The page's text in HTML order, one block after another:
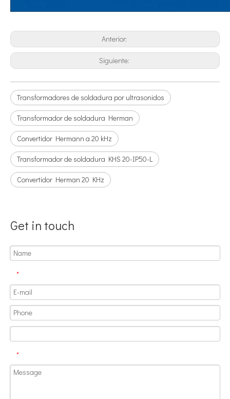
Anterior:
Siguiente:
Transformadores de soldadura por ultrasonidos
Transformador de soldadura Herman
Convertidor Hermann a 20 kHz
Transformador de soldadura KHS 20-IP50-L
Convertidor Herman 20 KHz
Get in touch
*
*